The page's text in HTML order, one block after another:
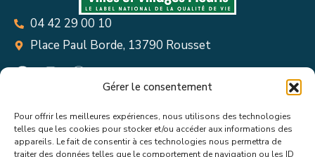
Gérer le consentement
Pour offrir les meilleures expériences, nous utilisons des technologies
telles que les cookies pour stocker et/ou accéder aux informations des
appareils. Le fait de consentir à ces technologies nous permettra de
traiter des données telles que le comportement de navigation ou les ID
04 42 29 00 10
Place Paul Borde, 13790 Rousset
Suivez toutes les informations &